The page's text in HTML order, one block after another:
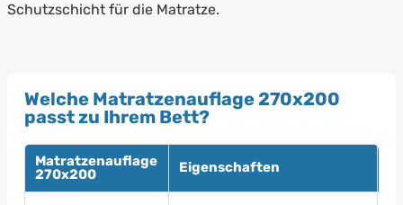
Schutzschicht für die Matratze.
Welche Matratzenauflage 270x200
passt zu Ihrem Bett?
Matratzenauflage
270x200
Eigenschaften